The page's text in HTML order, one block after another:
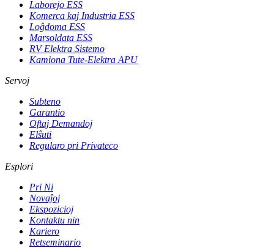
Laborejo ESS
Komerca kaj Industria ESS
Loĝdoma ESS
Marsoldata ESS
RV Elektra Sistemo
Kamiona Tute-Elektra APU
Servoj
Subteno
Garantio
Oftaj Demandoj
Elŝuti
Regularo pri Privateco
Esplori
Pri Ni
Novaĵoj
Ekspozicioj
Kontaktu nin
Kariero
Retseminario